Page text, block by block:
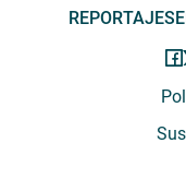
REPORTAJES